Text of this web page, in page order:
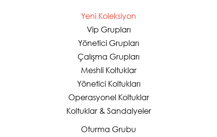
Yeni Koleksiyon
Vip Grupları
Yönetici Grupları
Çalışma Grupları
Meshli Koltuklar
Yönetici Koltukları
Operasyonel Koltuklar
Koltuklar & Sandalyeler
Oturma Grubu